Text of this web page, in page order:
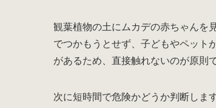
観葉植物の土にムカデの赤ちゃんを
でつかもうとせず、子どもやペット
があるため、直接触れないのが原則で
次に短時間で危険かどうか判断しま